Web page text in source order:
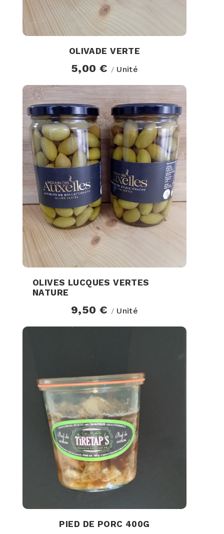
OLIVADE VERTE
5,00 € / Unité
OLIVES LUCQUES VERTES
NATURE
9,50 € / Unité
PIED DE PORC 400G